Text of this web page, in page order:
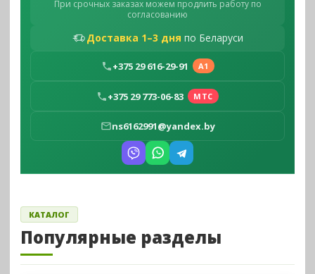
Доставка 1–3 дня по Беларуси
При срочных заказах можем продлить работу по
согласованию
+375 29 616-29-91 А1
+375 29 773-06-83 МТС
ns6162991@yandex.by
КАТАЛОГ
Популярные разделы